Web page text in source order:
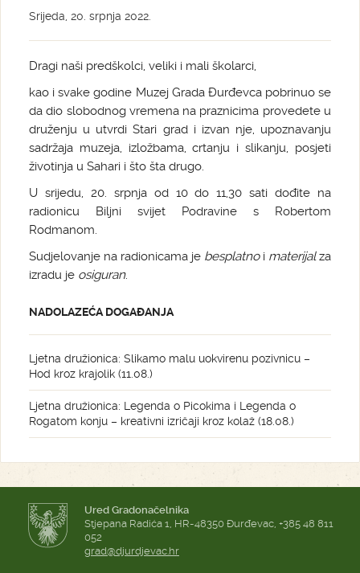
Srijeda, 20. srpnja 2022.
Dragi naši predškolci, veliki i mali školarci,
kao i svake godine Muzej Grada Đurđevca pobrinuo se
da dio slobodnog vremena na praznicima provedete u
druženju u utvrdi Stari grad i izvan nje, upoznavanju
sadržaja muzeja, izložbama, crtanju i slikanju, posjeti
životinja u Sahari i što šta drugo.
U srijedu, 20. srpnja od 10 do 11,30 sati dođite na
radionicu Biljni svijet Podravine s Robertom
Rodmanom.
Sudjelovanje na radionicama je besplatnoi materijalza
izradu je osiguran.
NADOLAZEĆA DOGAĐANJA
Ljetna družionica: Slikamo malu uokvirenu pozivnicu –
Hod kroz krajolik (11.08.)
Ljetna družionica: Legenda o Picokima i Legenda o
Rogatom konju – kreativni izričaji kroz kolaž (18.08.)
Ured Gradonačelnika
Stjepana Radića 1, HR-48350 Đurđevac, +385 48 811
052
grad@djurdjevac.hr